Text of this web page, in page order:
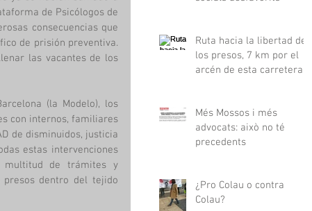
de Psicólogos de
consecuencias que
de prisión preventiva.
las vacantes de los
(la Modelo), los
con internos, familiares
de disminuidos, justicia
estas intervenciones
multitud de trámites y
dentro del tejido
Ruta hacia la libertad de
los presos, 7 km por el
arcén de esta carretera
Més Mossos i més
advocats: això no té
precedents
¿Pro Colau o contra
Colau?